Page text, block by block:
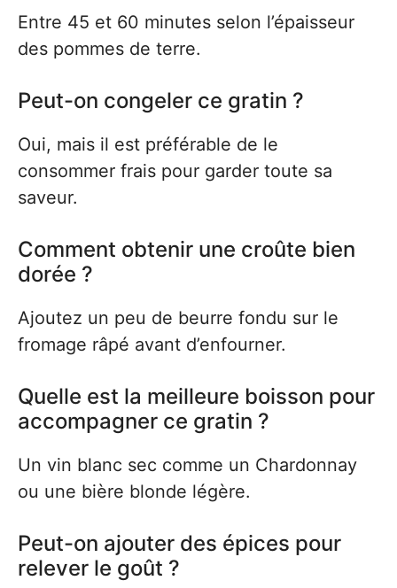
Entre 45 et 60 minutes selon l’épaisseur
des pommes de terre.
Peut-on congeler ce gratin ?
Oui, mais il est préférable de le
consommer frais pour garder toute sa
saveur.
Comment obtenir une croûte bien
dorée ?
Ajoutez un peu de beurre fondu sur le
fromage râpé avant d’enfourner.
Quelle est la meilleure boisson pour
accompagner ce gratin ?
Un vin blanc sec comme un Chardonnay
ou une bière blonde légère.
Peut-on ajouter des épices pour
relever le goût ?